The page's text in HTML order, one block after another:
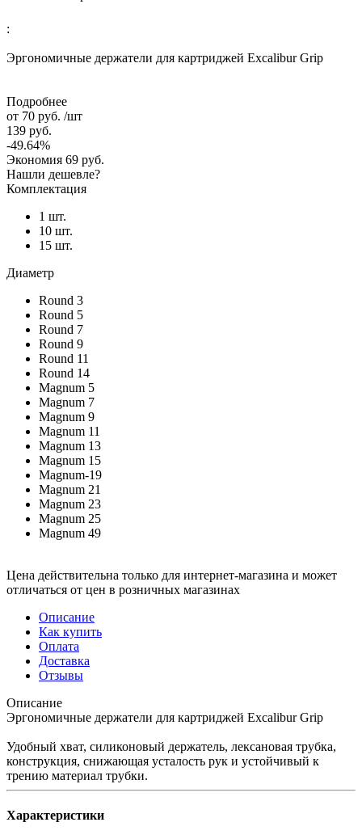
:
Эргономичные держатели для картриджей Excalibur Grip
Подробнее
от 70 руб. /шт
139 руб.
-49.64%
Экономия 69 руб.
Нашли дешевле?
Комплектация
1 шт.
10 шт.
15 шт.
Диаметр
Round 3
Round 5
Round 7
Round 9
Round 11
Round 14
Magnum 5
Magnum 7
Magnum 9
Magnum 11
Magnum 13
Magnum 15
Magnum-19
Magnum 21
Magnum 23
Magnum 25
Magnum 49
Цена действительна только для интернет-магазина и может
отличаться от цен в розничных магазинах
Описание
Как купить
Оплата
Доставка
Отзывы
Описание
Эргономичные держатели для картриджей Excalibur Grip
Удобный хват, силиконовый держатель, лексановая трубка,
конструкция, снижающая усталость рук и устойчивый к
трению материал трубки.
Характеристики